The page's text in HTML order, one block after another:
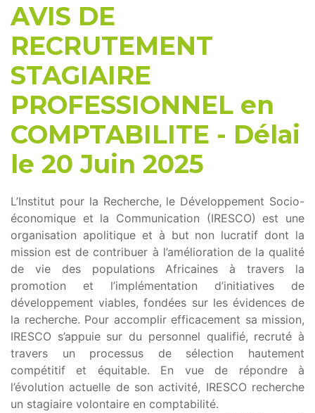
AVIS DE
RECRUTEMENT
STAGIAIRE
PROFESSIONNEL en
COMPTABILITE - Délai
le 20 Juin 2025
L’Institut pour la Recherche, le Développement Socio-
économique et la Communication (IRESCO) est une
organisation apolitique et à but non lucratif dont la
mission est de contribuer à l’amélioration de la qualité
de vie des populations Africaines à travers la
promotion et l’implémentation d’initiatives de
développement viables, fondées sur les évidences de
la recherche. Pour accomplir efficacement sa mission,
IRESCO s’appuie sur du personnel qualifié, recruté à
travers un processus de sélection hautement
compétitif et équitable. En vue de répondre à
l’évolution actuelle de son activité, IRESCO recherche
un stagiaire volontaire en comptabilité.